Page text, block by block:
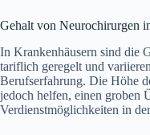
Gehalt von Neurochirurgen
In Krankenhäusern sind die
tariflich geregelt und
Berufserfahrung. Die Höhe
jedoch helfen, einen groben
Verdienstmöglichkeiten in